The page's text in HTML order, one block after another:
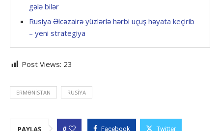
gələ bilər
Rusiya Əlcəzairə yüzlərlə hərbi uçuş həyata keçirib
– yeni strategiya
Post Views: 23
ERMƏNISTAN RUSIYA
PAYLAŞ 0 Facebook Twitter